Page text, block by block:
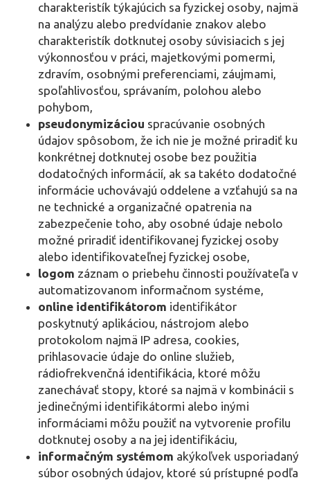
charakteristík týkajúcich sa fyzickej osoby, najmä
na analýzu alebo predvídanie znakov alebo
charakteristík dotknutej osoby súvisiacich s jej
výkonnosťou v práci, majetkovými pomermi,
zdravím, osobnými preferenciami, záujmami,
spoľahlivosťou, správaním, polohou alebo
pohybom,
pseudonymizáciou spracúvanie osobných
údajov spôsobom, že ich nie je možné priradiť ku
konkrétnej dotknutej osobe bez použitia
dodatočných informácií, ak sa takéto dodatočné
informácie uchovávajú oddelene a vzťahujú sa na
ne technické a organizačné opatrenia na
zabezpečenie toho, aby osobné údaje nebolo
možné priradiť identifikovanej fyzickej osoby
alebo identifikovateľnej fyzickej osobe,
logom záznam o priebehu činnosti používateľa v
automatizovanom informačnom systéme,
online identifikátorom identifikátor
poskytnutý aplikáciou, nástrojom alebo
protokolom najmä IP adresa, cookies,
prihlasovacie údaje do online služieb,
rádiofrekvenčná identifikácia, ktoré môžu
zanechávať stopy, ktoré sa najmä v kombinácii s
jedinečnými identifikátormi alebo inými
informáciami môžu použiť na vytvorenie profilu
dotknutej osoby a na jej identifikáciu,
informačným systémom akýkoľvek usporiadaný
súbor osobných údajov, ktoré sú prístupné podľa